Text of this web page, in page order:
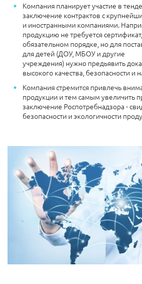
Компания планирует участие в
заключение контрактов с
и иностранными компаниями.
продукцию не требуется
обязательном порядке, но для
для детей (ДОУ, МБОУ и другие
учреждения) нужно предьявить
высокого качества, безопасности и
Компания стремится привлечь
продукции и тем самым увеличить
заключение Роспотребнадзора -
безопасности и экологичности